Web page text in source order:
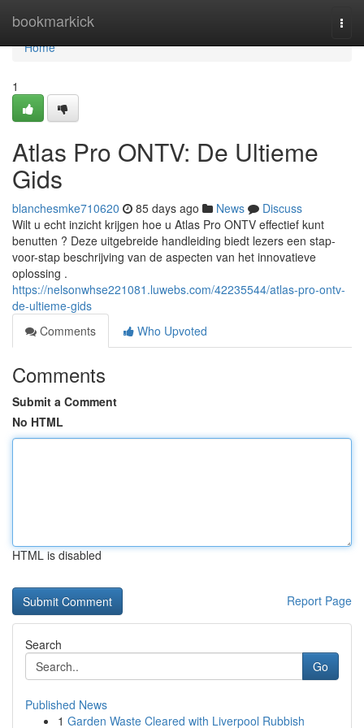
bookmarkick
Home
Home
1
Atlas Pro ONTV: De Ultieme
Gids
blanchesmke710620 85 days ago News
Discuss
Wilt u echt inzicht krijgen hoe u Atlas Pro ONTV effectief kunt
benutten ? Deze uitgebreide handleiding biedt lezers een stap-
voor-stap beschrijving van de aspecten van het innovatieve
oplossing .
https://nelsonwhse221081.luwebs.com/42235544/atlas-pro-ontv-
de-ultieme-gids
Comments
Who Upvoted
Comments
Submit a Comment
No HTML
HTML is disabled
Report Page
Search
Go
Published News
1 Garden Waste Cleared with Liverpool Rubbish